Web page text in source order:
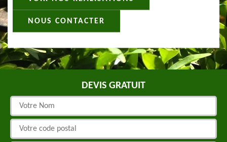
NOUS CONTACTER
DEVIS GRATUIT